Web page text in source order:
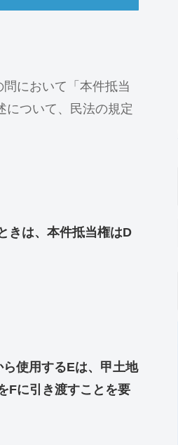
において「本件抵当
について、民法の規定
きは、本件抵当権はD
使用するEは、甲土地
Fに引き渡すことを要